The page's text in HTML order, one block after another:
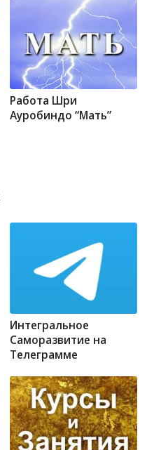
Работа Шри
Ауробиндо “Мать”
Интегральное
Саморазвитие на
Телеграмме